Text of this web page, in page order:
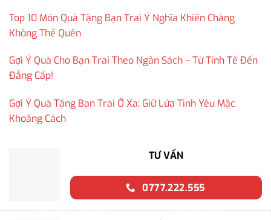
Top 10 Món Quà Tặng Bạn Trai Ý Nghĩa Khiến Chàng
Không Thể Quên
Gợi Ý Quà Cho Bạn Trai Theo Ngân Sách – Từ Tinh Tế Đến
Đẳng Cấp!
Gợi Ý Quà Tặng Bạn Trai Ở Xa: Giữ Lửa Tình Yêu Mặc
Khoảng Cách
TƯ VẤN
0777.222.555